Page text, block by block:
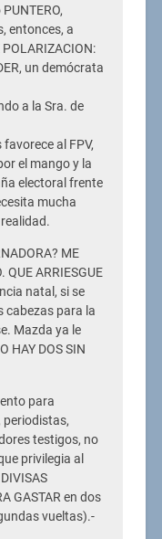
entonces, a
un demócrata
a la Sra. de
al FPV,
el mango y la
electoral frente
mucha
ME
QUE ARRIESGUE
natal, si se
cabezas para la
Mazda ya le
HAY DOS SIN
para
periodistas,
testigos, no
privilegia al
GASTAR en dos
vueltas).-